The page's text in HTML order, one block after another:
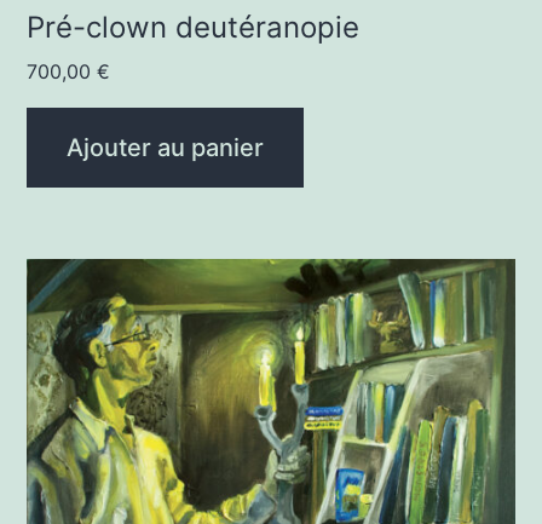
Pré-clown deutéranopie
700,00€
Ajouter au panier